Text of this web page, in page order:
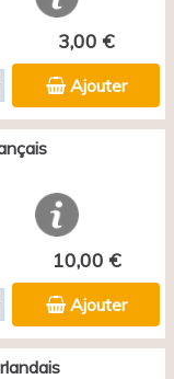
3,00 €
Ajouter
10,00 €
Ajouter